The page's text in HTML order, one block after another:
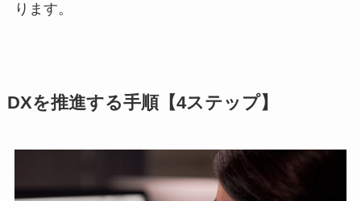
ります。
DXを推進する手順【4ステップ】